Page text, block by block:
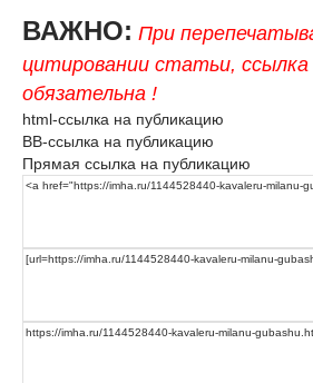
ВАЖНО: При
цитировании статьи,
обязательна !
html-ссылка на публикацию
BB-ссылка на публикацию
Прямая ссылка на публикацию